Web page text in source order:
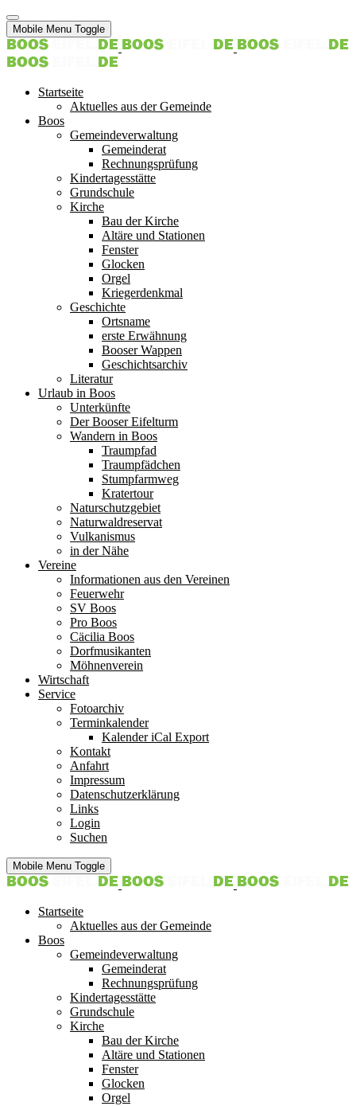
Mobile Menu Toggle
Startseite
Aktuelles aus der Gemeinde
Boos
Gemeindeverwaltung
Gemeinderat
Rechnungsprüfung
Kindertagesstätte
Grundschule
Kirche
Bau der Kirche
Altäre und Stationen
Fenster
Glocken
Orgel
Kriegerdenkmal
Geschichte
Ortsname
erste Erwähnung
Booser Wappen
Geschichtsarchiv
Literatur
Urlaub in Boos
Unterkünfte
Der Booser Eifelturm
Wandern in Boos
Traumpfad
Traumpfädchen
Stumpfarmweg
Kratertour
Naturschutzgebiet
Naturwaldreservat
Vulkanismus
in der Nähe
Vereine
Informationen aus den Vereinen
Feuerwehr
SV Boos
Pro Boos
Cäcilia Boos
Dorfmusikanten
Möhnenverein
Wirtschaft
Service
Fotoarchiv
Terminkalender
Kalender iCal Export
Kontakt
Anfahrt
Impressum
Datenschutzerklärung
Links
Login
Suchen
Mobile Menu Toggle
Startseite
Aktuelles aus der Gemeinde
Boos
Gemeindeverwaltung
Gemeinderat
Rechnungsprüfung
Kindertagesstätte
Grundschule
Kirche
Bau der Kirche
Altäre und Stationen
Fenster
Glocken
Orgel